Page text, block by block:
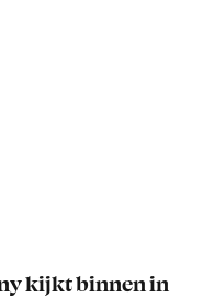
kijkt binnen in